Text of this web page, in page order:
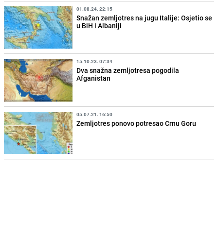
01.08.24. 22:15
Snažan zemljotres na jugu Italije: Osjetio se
u BiH i Albaniji
15.10.23. 07:34
Dva snažna zemljotresa pogodila
Afganistan
05.07.21. 16:50
Zemljotres ponovo potresao Crnu Goru